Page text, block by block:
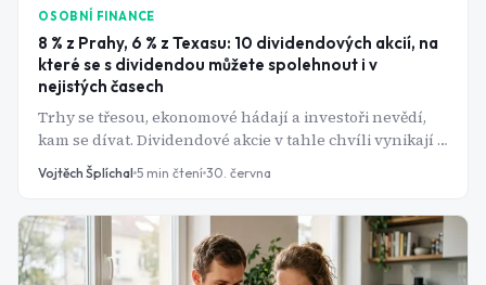
OSOBNÍ FINANCE
8 % z Prahy, 6 % z Texasu: 10 dividendových akcií, na
které se s dividendou můžete spolehnout i v
nejistých časech
Trhy se třesou, ekonomové hádají a investoři nevědí,
kam se dívat. Dividendové akcie v tahle chvíli vynikají -
firma vám prostě pošle peníze, bez ohledu na to, co
dělá kurz. Tady je deset, které to v roce 2026 dělají
Vojtěch Šplíchal 5 min čtení 30. června